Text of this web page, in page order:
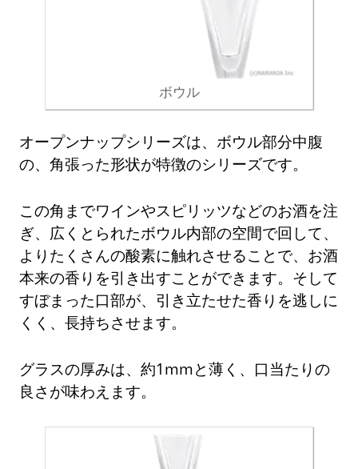
ボウル
オープンナップシリーズは、ボウル部分中腹
の、角張った形状が特徴のシリーズです。
この角までワインやスピリッツなどのお酒を注
ぎ、広くとられたボウル内部の空間で回して、
よりたくさんの酸素に触れさせることで、お酒
本来の香りを引き出すことができます。そして
すぼまった口部が、引き立たせた香りを逃しに
くく、長持ちさせます。
グラスの厚みは、約1mmと薄く、口当たりの
良さが味わえます。